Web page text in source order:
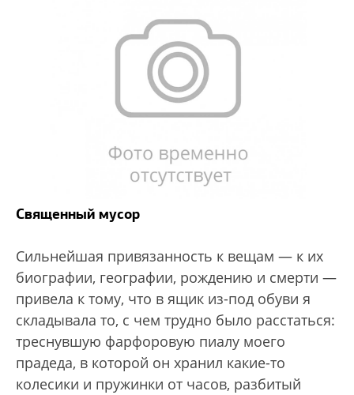
Священный мусор
Сильнейшая привязанность к вещам — к их
биографии, географии, рождению и смерти —
привела к тому, что в ящик из-под обуви я
складывала то, с чем трудно было расстаться:
треснувшую фарфоровую пиалу моего
прадеда, в которой он хранил какие-то
колесики и пружинки от часов, разбитый